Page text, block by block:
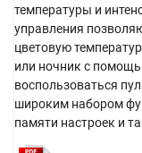
температуры и
управления
цветовую
или ночник с
воспользоваться
широким набором
памяти настроек и